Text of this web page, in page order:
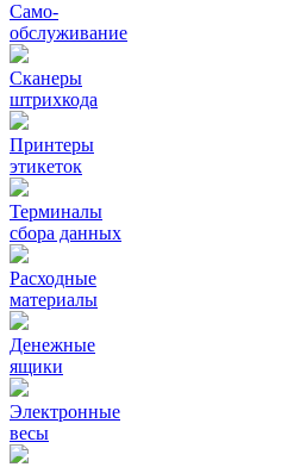
Само-
обслуживание
Сканеры
штрихкода
Принтеры
этикеток
Терминалы
сбора данных
Расходные
материалы
Денежные
ящики
Электронные
весы